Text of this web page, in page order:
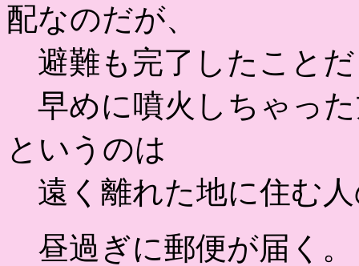
配なのだが、
避難も完了したこと
早めに噴火しちゃっ
というのは
遠く離れた地に住む
昼過ぎに郵便が届く。